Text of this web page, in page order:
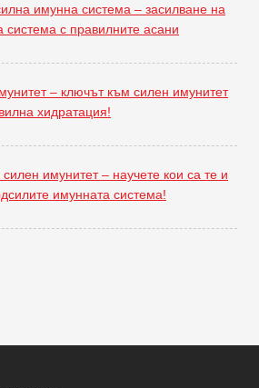
имунна система – засилване на
система с правилните асани
– ключът към силен имунитет
хидратация!
имунитет – научете кои са те и
имунната система!